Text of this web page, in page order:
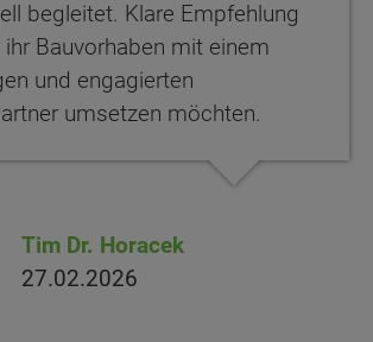
begleitet. Klare Empfehlung
ihr Bauvorhaben mit einem
und engagierten
umsetzen möchten.
Tim Dr. Horacek
27.02.2026